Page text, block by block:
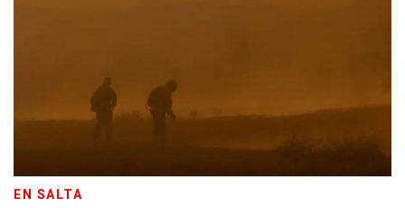
EN SALTA